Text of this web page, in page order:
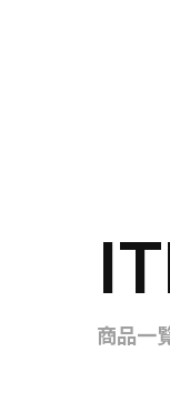
商品一